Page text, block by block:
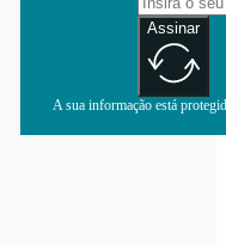
Assinar
A sua informação está